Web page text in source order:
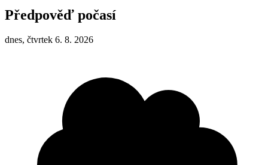
Předpověď počasí
dnes, čtvrtek 6. 8. 2026